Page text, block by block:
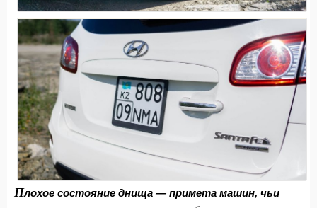
Плохое состояние днища — примета машин, чьи